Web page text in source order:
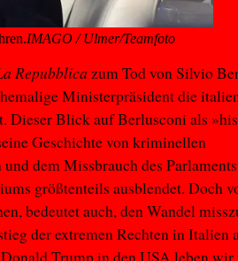
IMAGO / Ulmer/Teamfoto
Repubblica zum Tod von Silvio
Ministerpräsident die
Dieser Blick auf Berlusconi als
Geschichte von kriminellen
dem Missbrauch des
größtenteils ausblendet. Doch
bedeutet auch, den Wandel
der extremen Rechten in Italien